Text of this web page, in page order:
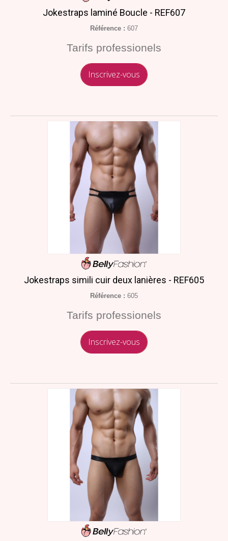
Jokestraps laminé Boucle - REF607
Référence : 607
Tarifs professionels
Inscrivez-vous
Jokestraps simili cuir deux lanières - REF605
Référence : 605
Tarifs professionels
Inscrivez-vous